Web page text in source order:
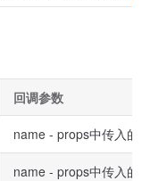
回调参数
name - props中传入的
name - props中传入的